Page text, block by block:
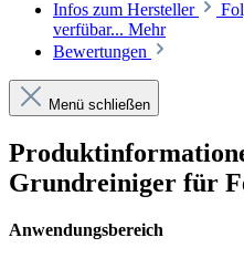
Infos zum Hersteller
verfübar... Mehr
Bewertungen
Menü schließen
Grundreiniger für
Anwendungsbereich